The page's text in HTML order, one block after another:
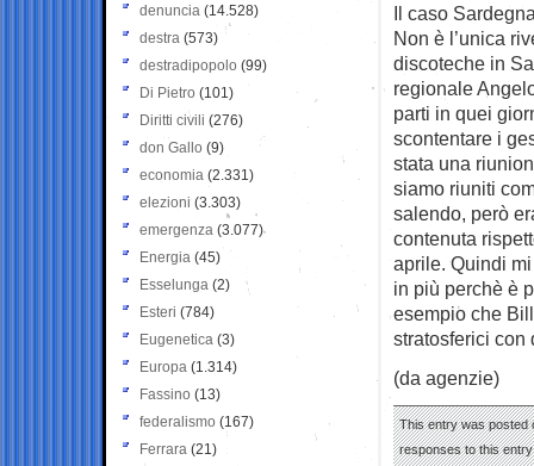
Il caso
Non è l’unica
discoteche in
regionale
parti in quei
scontentare i
stata una
siamo riuniti
salendo, però
contenuta
aprile. Quindi
in più perchè è
esempio che
stratosferici con
(da agenzie)
This entry was posted
responses to this
denuncia (14.528)
destra (573)
destradipopolo (99)
Di Pietro (101)
Diritti civili (276)
don Gallo (9)
economia (2.331)
elezioni (3.303)
emergenza (3.077)
Energia (45)
Esselunga (2)
Esteri (784)
Eugenetica (3)
Europa (1.314)
Fassino (13)
federalismo (167)
Ferrara (21)